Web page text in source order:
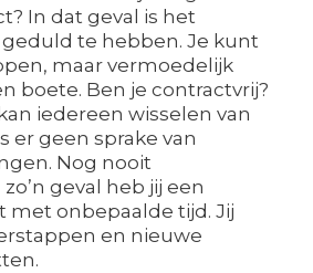
In dat geval is het
geduld te hebben. Je kunt
maar vermoedelijk
boete. Ben je contractvrij?
iedereen wisselen van
er geen sprake van
Nog nooit
geval heb jij een
met onbepaalde tijd. Jij
en nieuwe